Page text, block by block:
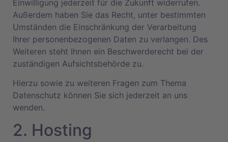
Einwilligung jederzeit für die Zukunft widerrufen.
Außerdem haben Sie das Recht, unter bestimmten
Umständen die Einschränkung der Verarbeitung
Ihrer personenbezogenen Daten zu verlangen. Des
Weiteren steht Ihnen ein Beschwerderecht bei der
zuständigen Aufsichtsbehörde zu.
Hierzu sowie zu weiteren Fragen zum Thema
Datenschutz können Sie sich jederzeit an uns
wenden.
2. Hosting